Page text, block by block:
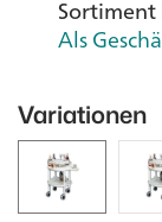
Als
Variationen